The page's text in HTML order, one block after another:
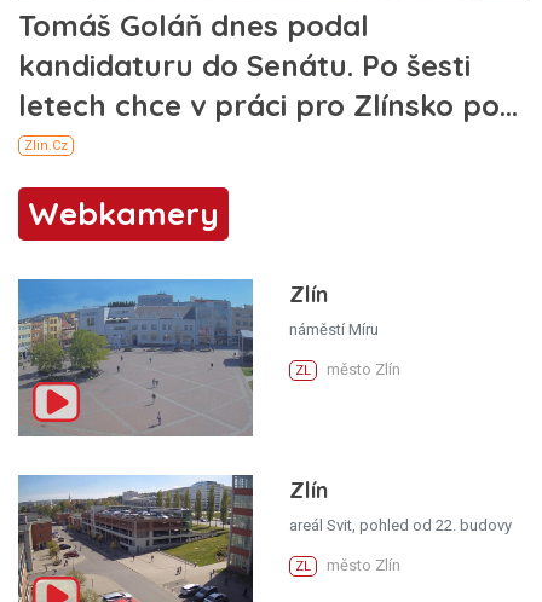
Webkamery
Zlín
náměstí Míru
ZL město Zlín
Zlín
areál Svit, pohled od 22. budovy
ZL město Zlín